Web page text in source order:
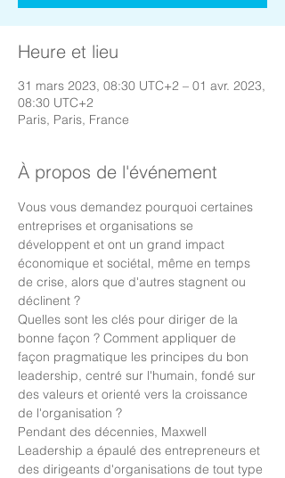
Heure et lieu
31 mars 2023, 08:30 UTC+2 – 01 avr. 2023,
08:30 UTC+2
Paris, Paris, France
À propos de l'événement
Vous vous demandez pourquoi certaines
entreprises et organisations se
développent et ont un grand impact
économique et sociétal, même en temps
de crise, alors que d'autres stagnent ou
déclinent ?
Quelles sont les clés pour diriger de la
bonne façon ? Comment appliquer de
façon pragmatique les principes du bon
leadership, centré sur l'humain, fondé sur
des valeurs et orienté vers la croissance
de l'organisation ?
Pendant des décennies, Maxwell
Leadership a épaulé des entrepreneurs et
des dirigeants d'organisations de tout type